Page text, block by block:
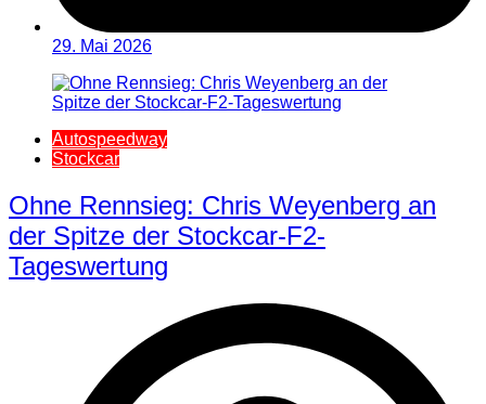
29. Mai 2026
Autospeedway
Stockcar
Ohne Rennsieg: Chris Weyenberg an
der Spitze der Stockcar-F2-
Tageswertung